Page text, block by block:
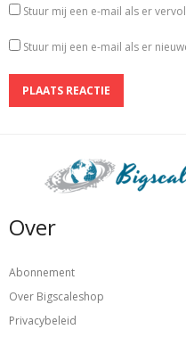
Stuur mij een e-mail als er
Stuur mij een e-mail als er
Over
Abonnement
Over Bigscaleshop
Privacybeleid